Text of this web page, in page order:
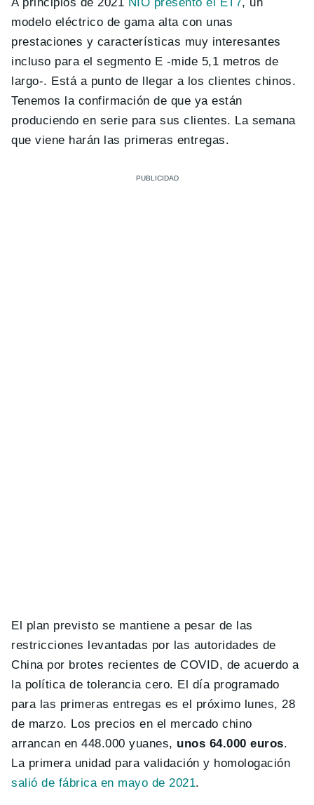
A principios de 2021 NIO presentó el ET7, un
modelo eléctrico de gama alta con unas
prestaciones y características muy interesantes
incluso para el segmento E -mide 5,1 metros de
largo-. Está a punto de llegar a los clientes chinos.
Tenemos la confirmación de que ya están
produciendo en serie para sus clientes. La semana
que viene harán las primeras entregas.
El plan previsto se mantiene a pesar de las
restricciones levantadas por las autoridades de
China por brotes recientes de COVID, de acuerdo a
la política de tolerancia cero. El día programado
para las primeras entregas es el próximo lunes, 28
de marzo. Los precios en el mercado chino
arrancan en 448.000 yuanes, unos 64.000 euros.
La primera unidad para validación y homologación
salió de fábrica en mayo de 2021.